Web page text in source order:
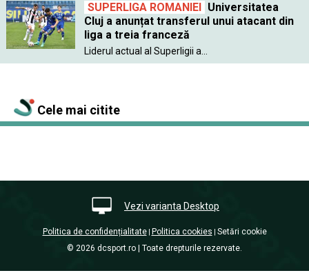
SUPERLIGA ROMANIEI
Universitatea
Cluj a anunțat transferul unui atacant din
liga a treia franceză
Liderul actual al Superligii a...
Cele mai citite
Vezi varianta Desktop
Politica de confidențialitate| Politica cookies Setări cookie
© 2026 dcsport.ro | Toate drepturile rezervate.